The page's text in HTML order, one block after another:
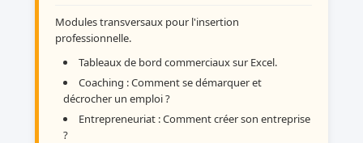
Modules transversaux pour l'insertion
professionnelle.
Tableaux de bord commerciaux sur Excel.
Coaching : Comment se démarquer et
décrocher un emploi ?
Entrepreneuriat : Comment créer son entreprise
?